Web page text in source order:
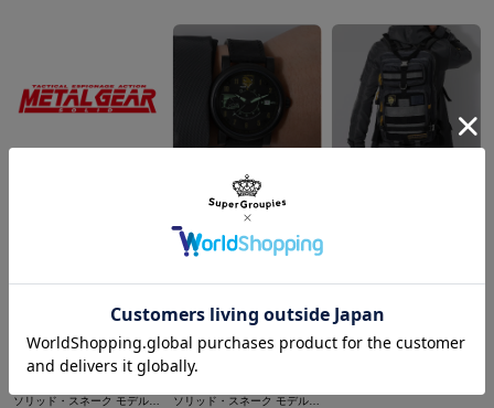
¥13,200
ソリッド・スネーク モデル モッズコート METAL GEAR SOLID メタルギアソリッド
もっと見る